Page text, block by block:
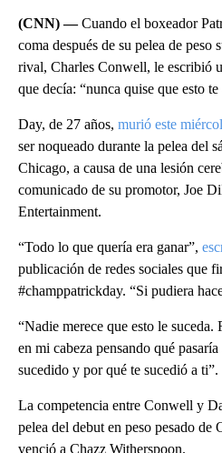
(CNN) —Cuando el boxeador
coma después de su pelea de peso
rival, Charles Conwell, le escribió
que decía: “nunca quise que esto te
Day, de 27 años, murió este
ser noqueado durante la pelea del
Chicago, a causa de una lesión
comunicado de su promotor, Joe
Entertainment.
“Todo lo que quería era ganar”,
publicación de redes sociales que
#champpatrickday. “Si pudiera
“Nadie merece que esto le
en mi cabeza pensando qué
sucedido y por qué te sucedió a ti”.
La competencia entre Conwell y
pelea del debut en peso pesado de
venció a Chazz Witherspoon.